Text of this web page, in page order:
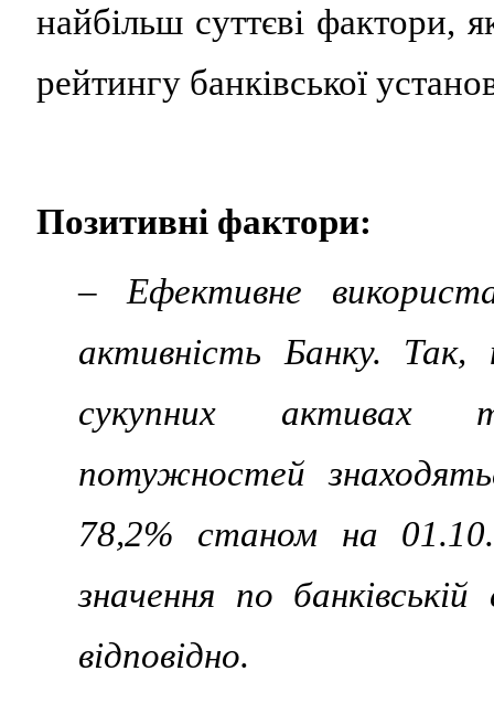
найбільш суттєві фактори,
рейтингу банківської
Позитивні фактори:
– Ефективне
активність Банку.
сукупних активах
потужностей
78,2% станом на
значення по
відповідно.